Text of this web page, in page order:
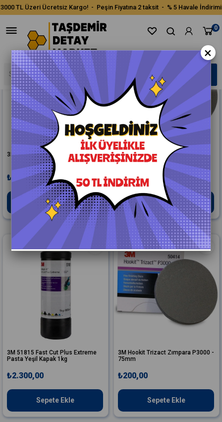
3000 TL Üzeri Ücretsiz Kargo! - Peşin Fiyatına 2 taksit - % 5 Havale İndirimi
0
Filtreleme
Sıralama
3M Trizact Zımpara P2000
₺450,00
Sepete Ekle
3M Trizact Zımpara P3000
₺450,00
Sepete Ekle
3M 51815 Fast Cut Plus Extreme
Pasta Yeşil Kapak 1kg
₺2.300,00
Sepete Ekle
3M Hookit Trizact Zımpara P3000 -
75mm
₺200,00
Sepete Ekle
×